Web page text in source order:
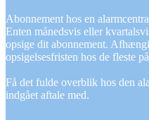
Abonnement hos en
Enten månedsvis eller
opsige dit abonnement.
opsigelsesfristen hos de fleste
Få det fulde overblik hos den
indgået aftale med.